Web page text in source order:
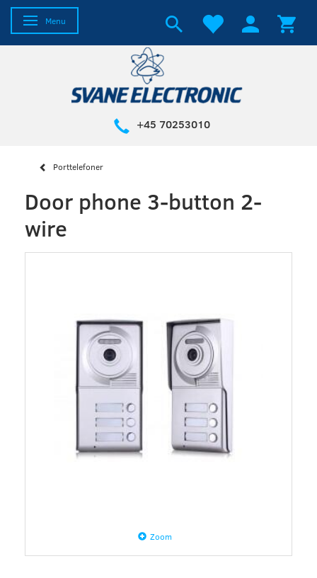
Toggle navigation
Menu
+45 70253010
Porttelefoner
Door phone 3-button 2-
wire
Zoom